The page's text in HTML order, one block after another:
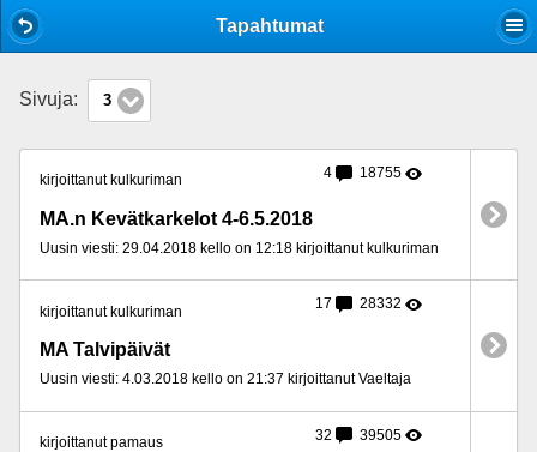
Tapahtumat
Sivuja: 3
kirjoittanut kulkuriman 4 18755
MA.n Kevätkarkelot 4-6.5.2018
Uusin viesti: 29.04.2018 kello on 12:18 kirjoittanut kulkuriman
kirjoittanut kulkuriman 17 28332
MA Talvipäivät
Uusin viesti: 4.03.2018 kello on 21:37 kirjoittanut Vaeltaja
kirjoittanut pamaus 32 39505